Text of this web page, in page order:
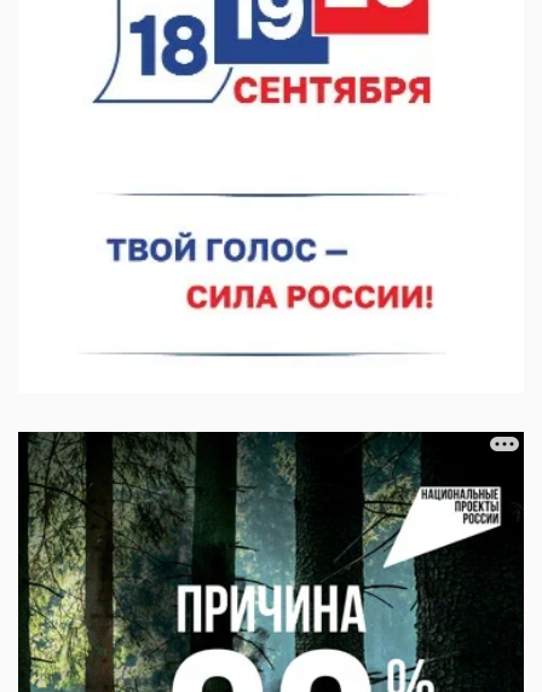
06.08.2026 15:03
Более 30 нижегородцев прошли обучение для соцконтракта
06.08.2026 14:46